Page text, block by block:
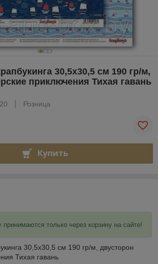
30,5х30,5 см 190 гр/м,
приключения Тихая гавань
Розница
Купить
принимаются только через корзину на сайте!
30,5х30,5 см 190 гр/м, двусторон
Тихая гавань